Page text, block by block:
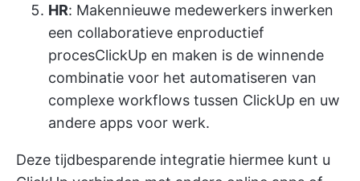
HR: Makennieuwe medewerkers inwerken
een collaboratieve enproductief
procesClickUp en maken is de winnende
combinatie voor het automatiseren van
complexe workflows tussen ClickUp en uw
andere apps voor werk.
Deze tijdbesparende integratie hiermee kunt u